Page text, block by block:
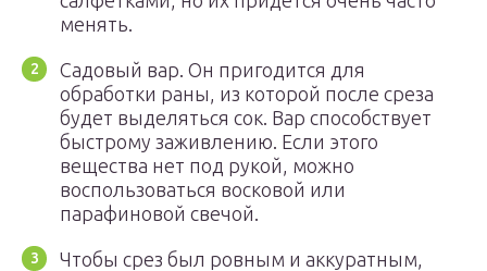
менять.
Садовый вар. Он пригодится для
обработки раны, из которой после среза
будет выделяться сок. Вар способствует
быстрому заживлению. Если этого
вещества нет под рукой, можно
воспользоваться восковой или
парафиновой свечой.
Чтобы срез был ровным и аккуратным,